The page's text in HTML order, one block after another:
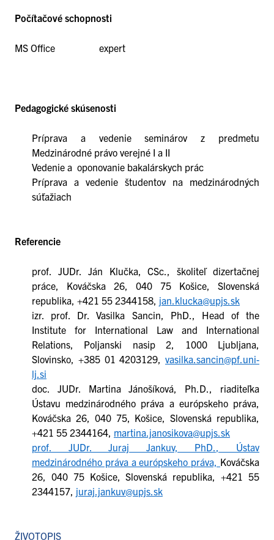
Počítačové schopnosti
MS Office expert
Pedagogické skúsenosti
Príprava a vedenie seminárov z predmetu
Medzinárodné právo verejné I a II
Vedenie a oponovanie bakalárskych prác
Príprava a vedenie študentov na medzinárodných
súťažiach
Referencie
prof. JUDr. Ján Klučka, CSc., školiteľ dizertačnej
práce, Kováčska 26, 040 75 Košice, Slovenská
republika, +421 55 2344158, jan.klucka@upjs.sk
izr. prof. Dr. Vasilka Sancin, PhD., Head of the
Institute for International Law and International
Relations, Poljanski nasip 2, 1000 Ljubljana,
Slovinsko, +385 01 4203129, vasilka.sancin@pf.uni-
lj.si
doc. JUDr. Martina Jánošíková, Ph.D., riaditeľka
Ústavu medzinárodného práva a európskeho práva,
Kováčska 26, 040 75, Košice, Slovenská republika,
+421 55 2344164, martina.janosikova@upjs.sk
prof. JUDr. Juraj Jankuv, PhD., Ústav
medzinárodného práva a európskeho práva, Kováčska
26, 040 75 Košice, Slovenská republika, +421 55
2344157, juraj.jankuv@upjs.sk
ŽIVOTOPIS